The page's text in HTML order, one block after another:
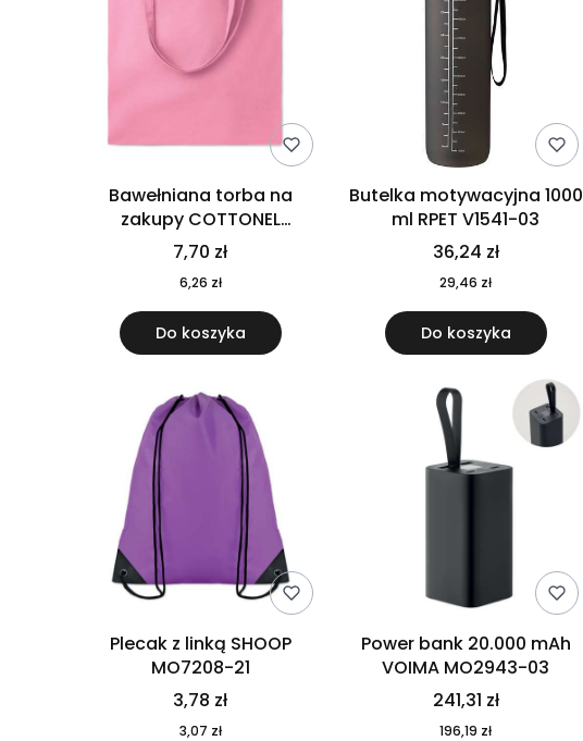
Bawełniana torba na
zakupy COTTONEL
COLOUR++ MO9846-11
7,70 zł
6,26 zł
Do koszyka
Butelka motywacyjna 1000
ml RPET V1541-03
36,24 zł
29,46 zł
Do koszyka
Plecak z linką SHOOP
MO7208-21
3,78 zł
3,07 zł
Power bank 20.000 mAh
VOIMA MO2943-03
241,31 zł
196,19 zł